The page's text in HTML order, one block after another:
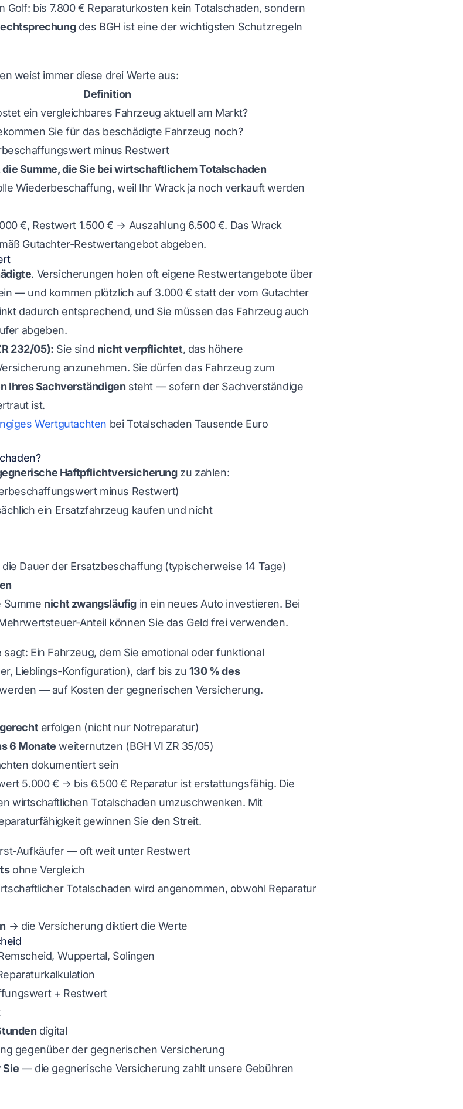
Golf: bis 7.800 € Reparaturkosten kein Totalschaden, sondern
des BGH ist eine der wichtigsten Schutzregeln
weist immer diese drei Werte aus:
Definition
ein vergleichbares Fahrzeug aktuell am Markt?
Sie für das beschädigte Fahrzeug noch?
minus Restwert
Summe, die Sie bei wirtschaftlichem Totalschaden
Wiederbeschaffung, weil Ihr Wrack ja noch verkauft werden
€, Restwert 1.500 € → Auszahlung 6.500 €. Das Wrack
Gutachter-Restwertangebot abgeben.
. Versicherungen holen oft eigene Restwertangebote über
— und kommen plötzlich auf 3.000 € statt der vom Gutachter
dadurch entsprechend, und Sie müssen das Fahrzeug auch
abgeben.
232/05): Sie sind nicht verpflichtet, das höhere
anzunehmen. Sie dürfen das Fahrzeug zum
Ihres Sachverständigen steht — sofern der Sachverständige
ist.
Wertgutachten bei Totalschaden Tausende Euro
Haftpflichtversicherungzu zahlen:
minus Restwert)
ein Ersatzfahrzeug kaufen und nicht
Dauer der Ersatzbeschaffung (typischerweise 14 Tage)
Summe nicht zwangsläufig in ein neues Auto investieren. Bei
Anteil können Sie das Geld frei verwenden.
Ein Fahrzeug, dem Sie emotional oder funktional
Lieblings-Konfiguration), darf bis zu 130 % des
— auf Kosten der gegnerischen Versicherung.
erfolgen (nicht nur Notreparatur)
6 Monate weiternutzen (BGH VI ZR 35/05)
dokumentiert sein
5.000 € → bis 6.500 € Reparatur ist erstattungsfähig. Die
wirtschaftlichen Totalschaden umzuschwenken. Mit
gewinnen Sie den Streit.
Aufkäufer — oft weit unter Restwert
ohne Vergleich
Totalschaden wird angenommen, obwohl Reparatur
→ die Versicherung diktiert die Werte
Wuppertal, Solingen
+ Restwert
digital
gegenüber der gegnerischen Versicherung
Sie — die gegnerische Versicherung zahlt unsere Gebühren